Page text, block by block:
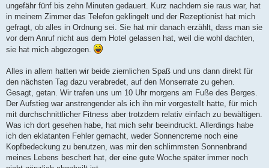
ungefähr fünf bis zehn Minuten gedauert. Kurz nachdem sie raus war, hat
in meinem Zimmer das Telefon geklingelt und der Rezeptionist hat mich
gefragt, ob alles in Ordnung sei. Sie hat mir danach erzählt, dass man sie
vor dem Anruf nicht aus dem Hotel gelassen hat, weil die wohl dachten,
sie hat mich abgezogen.
Alles in allem hatten wir beide ziemlichen Spaß und uns dann direkt für
den nächsten Tag dazu verabredet, auf den Monserrate zu gehen.
Gesagt, getan. Wir trafen uns um 10 Uhr morgens am Fuße des Berges.
Der Aufstieg war anstrengender als ich ihn mir vorgestellt hatte, für mich
mit durchschnittlicher Fitness aber trotzdem relativ einfach zu bewältigen.
Was ich dort gesehen habe, hat mich sehr beeindruckt. Allerdings habe
ich den eklatanten Fehler gemacht, weder Sonnencreme noch eine
Kopfbedeckung zu benutzen, was mir den schlimmsten Sonnenbrand
meines Lebens beschert hat, der eine gute Woche später immer noch